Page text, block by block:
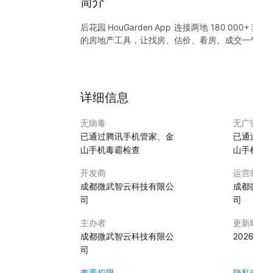
后花园 HouGarden App 连接两地 180
的房地产工具，让找房、估价、看房、成交一
同时浏览两国主流城市与小区的在售、在租及
多语言界面
支持简体中文、繁體中文、英文，切换自如。
每日更新海量房源
与主流中介及开发商直连，第一时间获取最新
AI 智能图片分类
自动识别户型、厨房、卫浴等场景，帮您快速
机器学习精准估价
基于实时市场与历史成交，给出可信赖的价格
实时成交记录
详细信息
无病毒
已通过腾讯手机管家、金
山手机毒霸检查
无广
已通
山手
开发商
成都微武智云科技有限公
司
运营
成都
司
主办者
成都微武智云科技有限公
司
更新